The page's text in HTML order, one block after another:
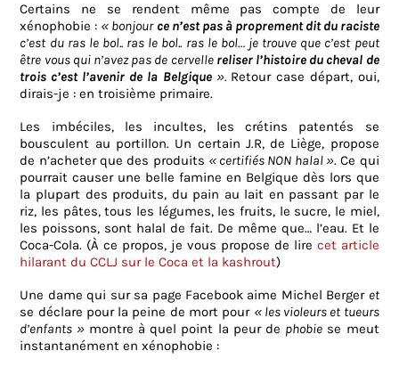
Certains ne se rendent même pas compte de leur
xénophobie : « bonjour ce n’est pas à proprement dit du raciste
c’est du ras le bol.. ras le bol.. ras le bol… je trouve que c’est peut
être vous qui n’avez pas de cervelle reliser l’histoire du cheval de
trois c’est l’avenir de la Belgique». Retour case départ, oui,
dirais-je : en troisième primaire.
Les imbéciles, les incultes, les crétins patentés se
bousculent au portillon. Un certain J.R, de Liège, propose
de n’acheter que des produits « certifiés NON halal ». Ce qui
pourrait causer une belle famine en Belgique dès lors que
la plupart des produits, du pain au lait en passant par le
riz, les pâtes, tous les légumes, les fruits, le sucre, le miel,
les poissons, sont halal de fait. De même que… l’eau. Et le
Coca-Cola. (À ce propos, je vous propose de lire cet article
hilarant du CCLJ sur le Coca et la kashrout)
Une dame qui sur sa page Facebook aime Michel Berger et
se déclare pour la peine de mort pour « les violeurs et tueurs
d’enfants »montre à quel point la peur de phobie se meut
instantanément en xénophobie :